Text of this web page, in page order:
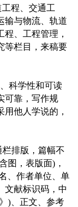
程、交通工
输与物流、轨道
、工程管理，
等栏目，来稿要
科学性和可读
可靠，写作规
他人学说的，
排版，篇幅不
图，表版面)，
、作者单位、单
文献标识码，中
)、正文、参考